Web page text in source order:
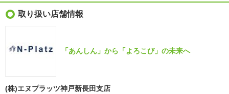
取り扱い店舗情報
「あんしん」から「よろこび」の未来へ
(株)エヌプラッツ神戸新長田支店